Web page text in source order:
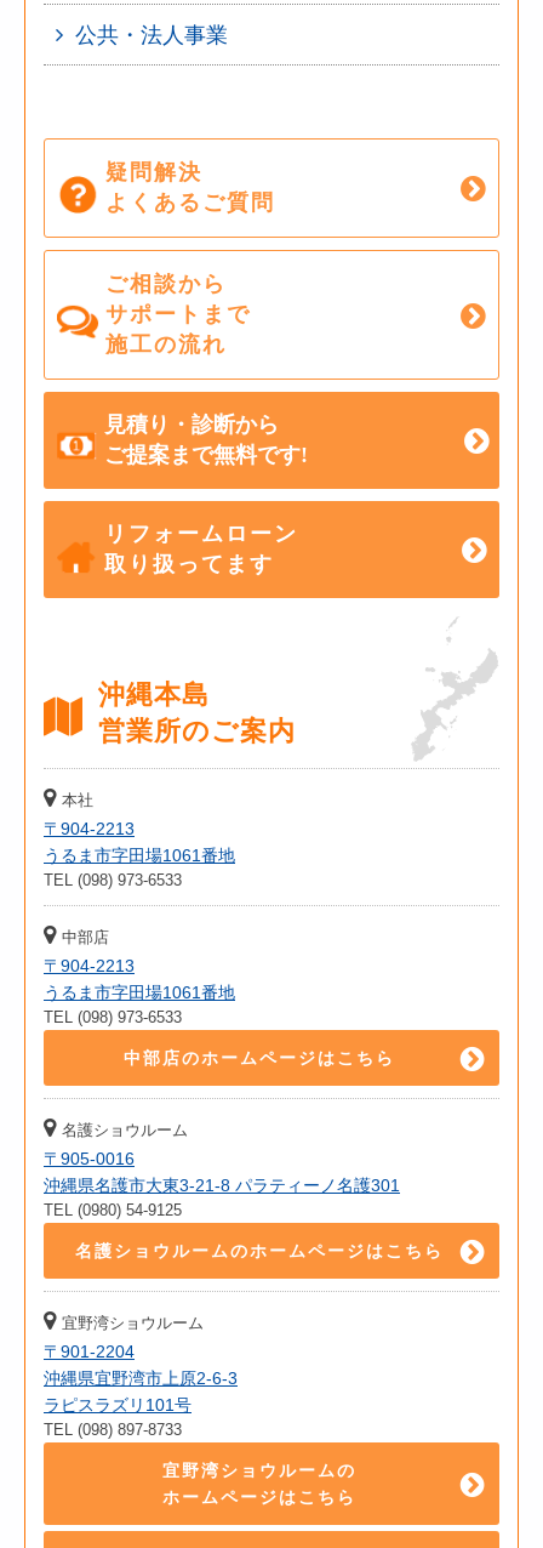
公共・法人事業
疑問解決
よくあるご質問
ご相談から
サポートまで
施工の流れ
見積り・診断から
ご提案まで無料です!
リフォームローン
取り扱ってます
沖縄本島
営業所のご案内
本社
〒904-2213
うるま市字田場1061番地
TEL (098) 973-6533
中部店
〒904-2213
うるま市字田場1061番地
TEL (098) 973-6533
中部店のホームページはこちら
名護ショウルーム
〒905-0016
沖縄県名護市大東3-21-8 パラティーノ名護301
TEL (0980) 54-9125
名護ショウルームのホームページはこちら
宜野湾ショウルーム
〒901-2204
沖縄県宜野湾市上原2-6-3
ラピスラズリ101号
TEL (098) 897-8733
宜野湾ショウルームの
ホームページはこちら